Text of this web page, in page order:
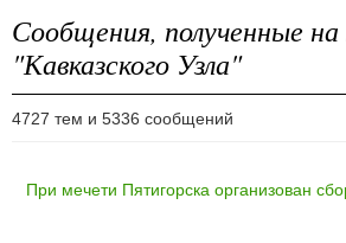
Сообщения, полученные на
"Кавказского Узла"
4727 тем и 5336 сообщений
При мечети Пятигорска организован